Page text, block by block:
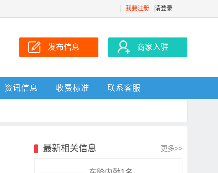
我要注册 请登录
发布信息 商家入驻
资讯信息 收费标准 联系客服
最新相关信息 更多>>